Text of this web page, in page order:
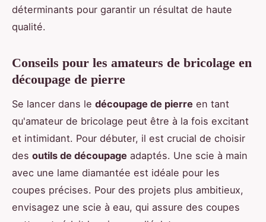
déterminants pour garantir un résultat de haute
qualité.
Conseils pour les amateurs de bricolage en
découpage de pierre
Se lancer dans le découpage de pierre en tant
qu'amateur de bricolage peut être à la fois excitant
et intimidant. Pour débuter, il est crucial de choisir
des outils de découpage adaptés. Une scie à main
avec une lame diamantée est idéale pour les
coupes précises. Pour des projets plus ambitieux,
envisagez une scie à eau, qui assure des coupes